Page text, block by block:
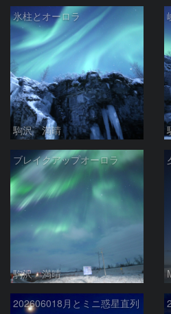
氷柱とオーロラ
駒沢 満晴
ブレイクアップオーロラ
駒沢 満晴
202606018月とミニ惑星直列